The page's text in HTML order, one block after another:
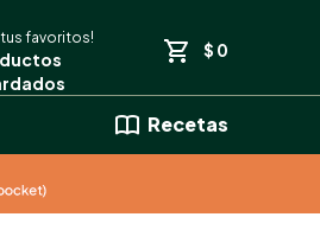
Recetas
$ 0